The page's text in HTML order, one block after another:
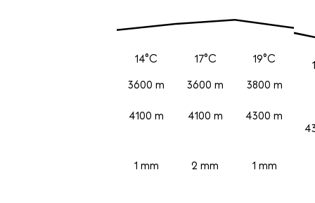
14°C
3600 m
4100 m
1 mm
17°C
3600 m
4100 m
2 mm
19°C
3800 m
4300 m
1 mm